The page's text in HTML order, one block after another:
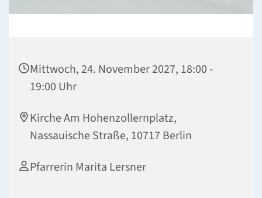
Mittwoch, 24. November 2027, 18:00 -
19:00 Uhr
Kirche Am Hohenzollernplatz,
Nassauische Straße, 10717 Berlin
Pfarrerin Marita Lersner